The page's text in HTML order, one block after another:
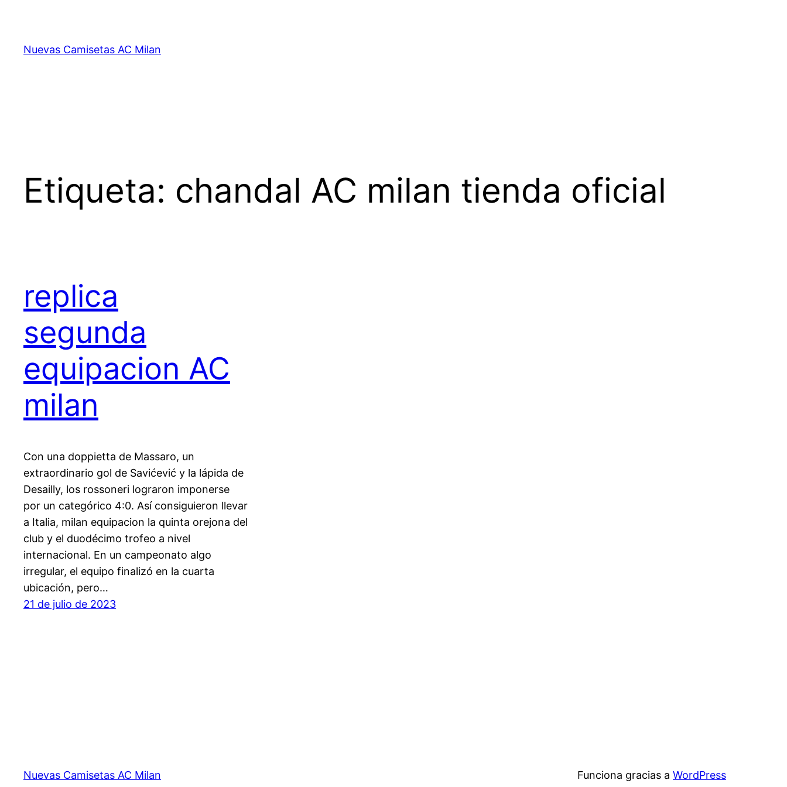
contenido
Nuevas Camisetas AC Milan
Etiqueta: chandal AC milan tienda oficial
replica
segunda
equipacion AC
milan
Con una doppietta de Massaro, un
extraordinario gol de Savićević y la lápida de
Desailly, los rossoneri lograron imponerse
por un categórico 4:0. Así consiguieron llevar
a Italia, milan equipacion la quinta orejona del
club y el duodécimo trofeo a nivel
internacional. En un campeonato algo
irregular, el equipo finalizó en la cuarta
ubicación, pero…
21 de julio de 2023
Nuevas Camisetas AC Milan Funciona gracias a WordPress